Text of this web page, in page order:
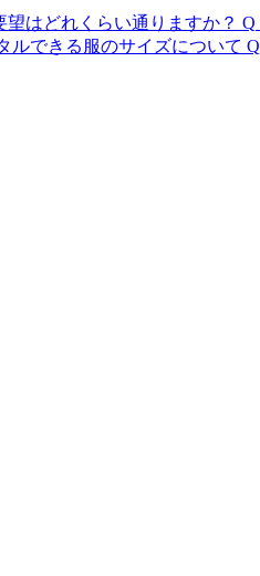
望はどれくらい通りますか？ Q
ルできる服のサイズについて Q